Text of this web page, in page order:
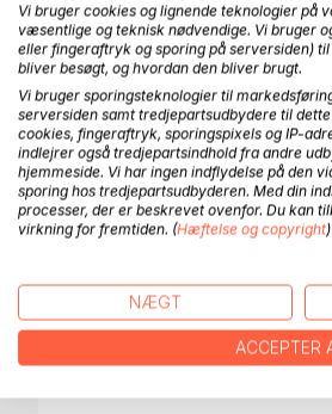
BESKRIVELSE
How do you lead yourself
The Art of Living Calmly
about fear, control,
Most people sell
This book attempts
A book for anyone who
find a little psychological
Vi bruger cookies og lignende teknologier på
væsentlige og teknisk nødvendige. Vi bruger
eller fingeraftryk og sporing på serversiden)
bliver besøgt, og hvordan den bliver brugt.
Vi bruger sporingsteknologier til
serversiden samt tredjepartsudbydere til
cookies, fingeraftryk, sporingspixels og IP-
indlejrer også tredjepartsindhold fra andre
hjemmeside. Vi har ingen indflydelse på den
sporing hos tredjepartsudbyderen. Med din
processer, der er beskrevet ovenfor. Du kan
virkning for fremtiden. (Hæftelse og copyright)
NÆGT
ACCEPTER